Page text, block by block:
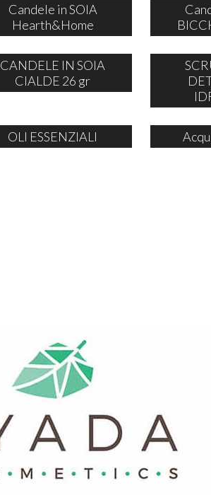
Candele in SOIA
Hearth&Home
CANDELE IN SOIA
CIALDE 26 gr
OLI ESSENZIALI